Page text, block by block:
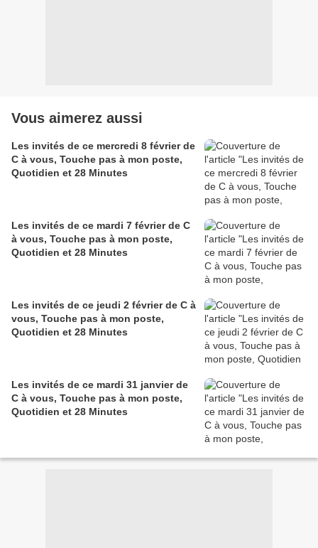
Vous aimerez aussi
Les invités de ce mercredi 8 février de
C à vous, Touche pas à mon poste,
Quotidien et 28 Minutes
Les invités de ce mardi 7 février de C
à vous, Touche pas à mon poste,
Quotidien et 28 Minutes
Les invités de ce jeudi 2 février de C à
vous, Touche pas à mon poste,
Quotidien et 28 Minutes
Les invités de ce mardi 31 janvier de
C à vous, Touche pas à mon poste,
Quotidien et 28 Minutes